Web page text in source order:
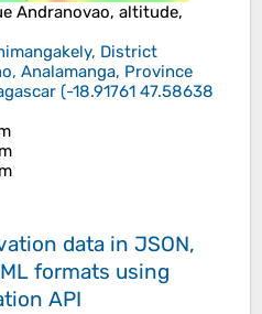
Andranovao, altitude,
District
Analamanga, Province
(-18.91761 47.58638
data in JSON,
formats using
API